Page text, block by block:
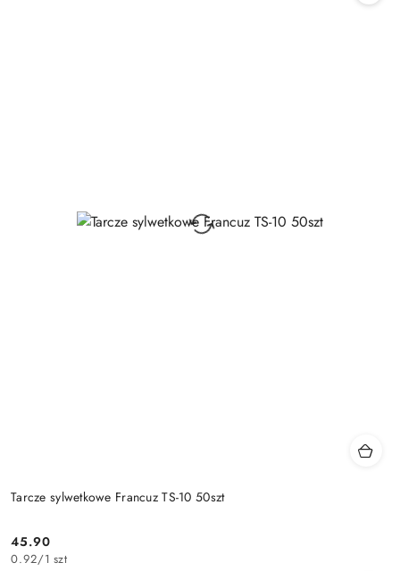
Tarcze sylwetkowe Francuz TS-10 50szt
Cena:
45.90
0.92/1 szt